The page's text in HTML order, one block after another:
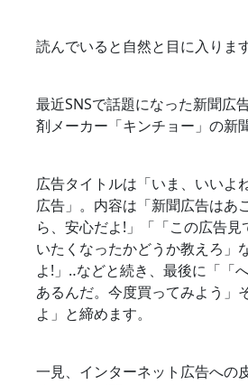
読んでいると自然と目に入りま
最近SNSで話題になった新聞広
剤メーカー「キンチョー」の新
広告タイトルは「いま、いいよ
広告」。内容は「新聞広告はあ
ら、安心だよ!」「「この広告見
いたくなったかどうか教えろ」
よ!」‥などと続き、最後に「「
あるんだ。今度買ってみよう」
よ」と締めます。
一見、インターネット広告への